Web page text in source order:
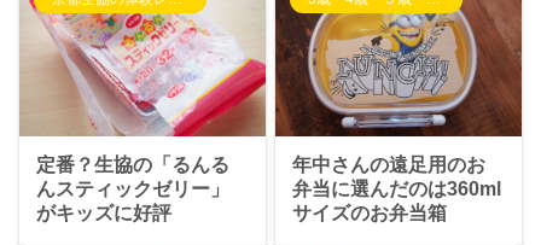
定番？生協の「るんる
んスティックゼリー」
がキッズに好評
年中さんの遠足用のお
弁当に選んだのは360ml
サイズのお弁当箱